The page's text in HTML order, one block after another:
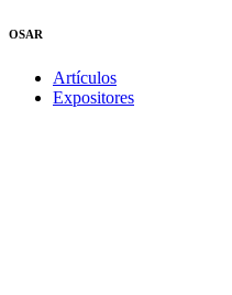
OSAR
Artículos
Expositores